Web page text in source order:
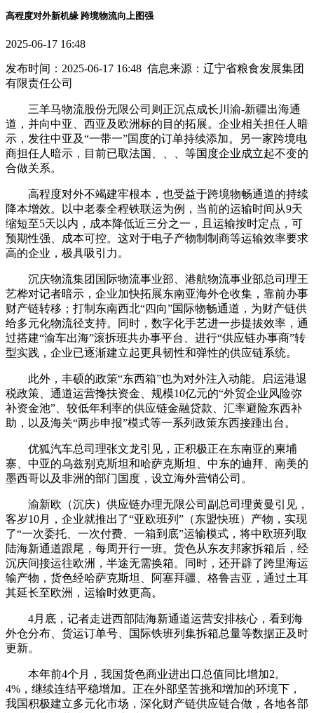
高程度对外新机缘 跨境物流向上图强
2025-06-17 16:48
发布时间：2025-06-17 16:48 信息来源：辽宁省粮食发展集团
有限责任公司
三羊马物流股份无限公司则正沉点成长川渝-新疆出海通
道，并向中亚、西亚及欧洲标的目的拓展。企业相关担任人暗
示，发往中亚及“一带一”国度的订单持续添加。另一家跨境电
商担任人暗示，目前已取法国、、、等国度企业成立起不变的
合做关系。
高程度对外不竭建牢根本，也受益于跨境物畅通道的持续
降本增效。以中老泰全程铁联运为例，当前的运输时间从9天
缩短至5天以内，成本降低近三分之一，且运输按时定点，可
预期性强、成本可控。这对于电子产物制制商等运输效率要求
高的企业，极具吸引力。
沉庆物流集团国际物流事业部、港航物流事业部总司理王
艺桦对记者暗示，企业加快拓展东南亚海外仓收集，靠前办事
财产链转移；打制东南西北“四向”国际物畅通道，为财产链供
给多元化物流径支持。同时，数字化手艺进一步提拔效率，通
过搭建“渝车出海”滚拆班共办事平台、进行“供应链办事商”转
型实践，企业已逐渐建立起更具韧性和弹性的供应链系统。
此外，丰硕的政策“东西箱”也为对外注入动能。启运港退
税政策、通道运营搀扶资金、规模10亿元的“外贸企业风险弥
补资金池”、较低年利率的供应链金融贷款、汇率避险东西补
助，以及海关“两步申报”模式等一系列政策东西接踵出台。
优狐汽车总司理张文龙引见，正积极正在东南亚的柬埔
寨、中亚的乌兹别克斯坦和哈萨克斯坦、中东的迪拜、南美的
墨西哥以及非洲的部门国度，设立海外营销公司。
渝新欧（沉庆）供应链办理无限公司副总司理黄曼引见，
客岁10月，企业就推出了“亚欧班列”（东盟快班）产物，实现
了“一次委托、一次付费、一箱到底”运输模式，将中欧班列取
陆海新通道跟尾，每周开行一班。货色从东友邦家拆箱后，经
沉庆间接运往欧洲，半途无需换箱。同时，还开辟了跨里海运
输产物，货色经哈萨克斯坦、阿塞拜疆、格鲁吉亚，通过土耳
其延长至欧洲，运输时效更高。
4月底，记者走进西部陆海新通道运营安排核心，看到海
外仓分布、货运订单号、国际铁班列集拆箱总量等数据正及时
更新。
本年前4个月，我国货色商业进出口总值同比增加2。
4%，继续连结平稳增加。正在外部坚苦挑和增加的环境下，
我国积极建立多元化市场，深化财产链供应链合做，各地各部